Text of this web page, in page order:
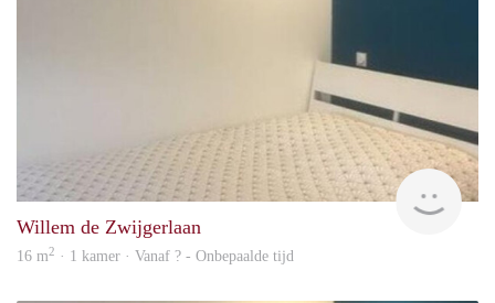
Willem de Zwijgerlaan
16 m2 · 1 kamer · Vanaf ? - Onbepaalde tijd